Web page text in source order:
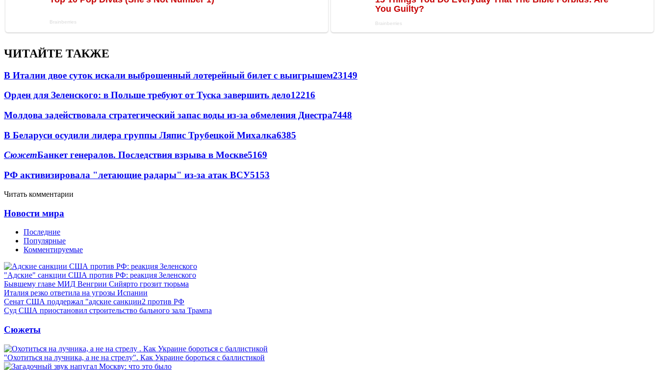
ЧИТАЙТЕ ТАКЖЕ
В Италии двое суток искали выброшенный лотерейный билет с выигрышем23149
Орден для Зеленского: в Польше требуют от Туска завершить дело12216
Молдова задействовала стратегический запас воды из-за обмеления Днестра7448
В Беларуси осудили лидера группы Ляпис Трубецкой Михалка6385
СюжетБанкет генералов. Последствия взрыва в Москве5169
РФ активизировала "летающие радары" из-за атак ВСУ5153
Читать комментарии
Новости мира
Последние
Популярные
Комментируемые
"Адские" санкции США против РФ: реакция Зеленского
Бывшему главе МИД Венгрии Сийярто грозит тюрьма
Италия резко ответила на угрозы Испании
Сенат США поддержал "адские санкции2 против РФ
Суд США приостановил строительство бального зала Трампа
Сюжеты
"Охотиться на лучника, а не на стрелу". Как Украине бороться с баллистикой